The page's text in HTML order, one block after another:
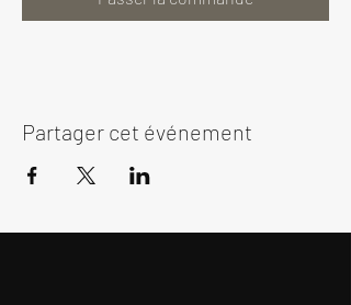
Partager cet événement